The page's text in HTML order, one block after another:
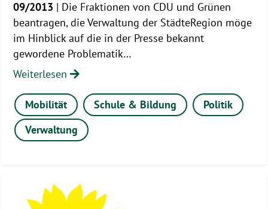
09/2013 | Die Fraktionen von CDU und Grünen
beantragen, die Verwaltung der StädteRegion möge
im Hinblick auf die in der Presse bekannt
gewordene Problematik…
Weiterlesen
Mobilität Schule & Bildung
Politik
Verwaltung